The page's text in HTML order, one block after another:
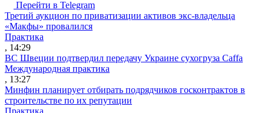
Перейти в Telegram
Третий аукцион по приватизации активов экс-владельца
«Макфы» провалился
Практика
, 14:29
ВС Швеции подтвердил передачу Украине сухогруза Caffa
Международная практика
, 13:27
Минфин планирует отбирать подрядчиков госконтрактов в
строительстве по их репутации